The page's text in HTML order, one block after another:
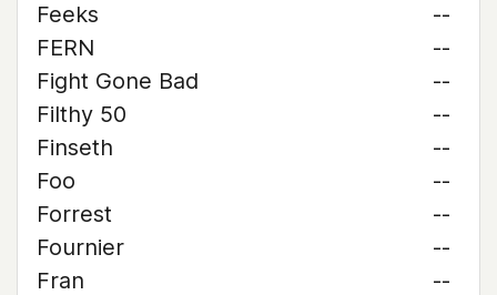
Feeks
--
FERN
--
Fight Gone Bad
--
Filthy 50
--
Finseth
--
Foo
--
Forrest
--
Fournier
--
Fran
--